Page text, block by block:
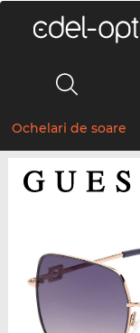
Ochelari de soare